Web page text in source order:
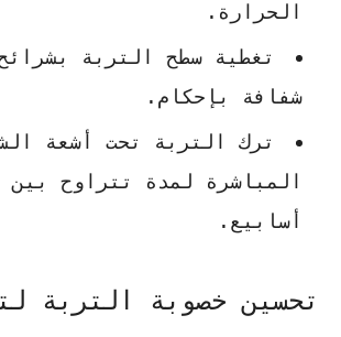
الحرارة.
تغطية سطح التربة بشرائح
شفافة بإحكام.
ترك التربة تحت أشعة
أسابيع.
تحسين خصوبة التربة